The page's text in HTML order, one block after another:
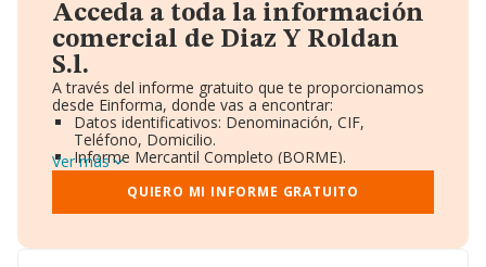
Acceda a toda la información
comercial de Diaz Y Roldan
S.l.
A través del informe gratuito que te proporcionamos
desde Einforma, donde vas a encontrar:
Datos identificativos: Denominación, CIF,
Teléfono, Domicilio.
Informe Mercantil Completo (BORME).
Gráficos de Evolución Ventas y Empleados.
Consejo de Administración y Administradores.
Directivos y Ejecutivos.
Ver más
QUIERO MI INFORME GRATUITO